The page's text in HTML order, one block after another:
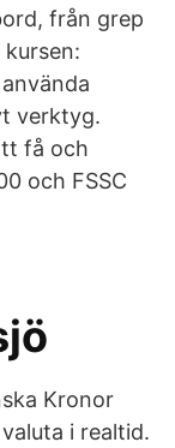
från grep
verktyg.
få och
och FSSC
Kronor
i realtid.